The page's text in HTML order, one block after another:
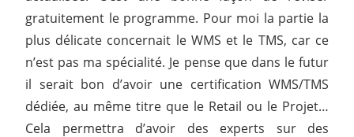
gratuitement le programme. Pour moi la partie la
plus délicate concernait le WMS et le TMS, car ce
n’est pas ma spécialité. Je pense que dans le futur
il serait bon d’avoir une certification WMS/TMS
dédiée, au même titre que le Retail ou le Projet…
Cela permettra d’avoir des experts sur des